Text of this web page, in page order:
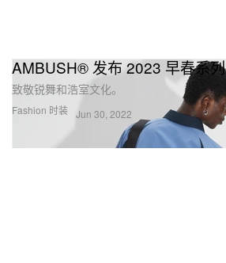
Fashion 时装
AMBUSH® 发布 2023 早春系列
致敬锐舞和浩室文化。
Jun 30, 2022